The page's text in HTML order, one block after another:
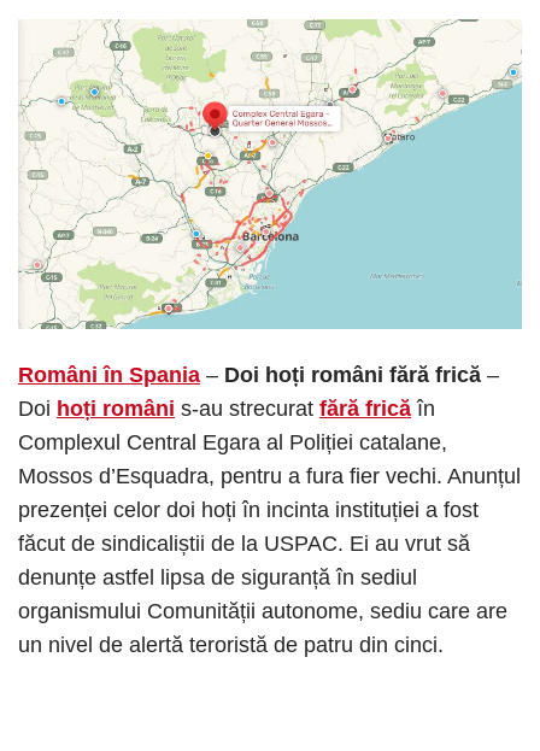
Români în Spania – Doi hoți români fără frică –
Doi hoți români s-au strecurat fără frică în
Complexul Central Egara al Poliției catalane,
Mossos d’Esquadra, pentru a fura fier vechi. Anunțul
prezenței celor doi hoți în incinta instituției a fost
făcut de sindicaliștii de la USPAC. Ei au vrut să
denunțe astfel lipsa de siguranță în sediul
organismului Comunității autonome, sediu care are
un nivel de alertă teroristă de patru din cinci.